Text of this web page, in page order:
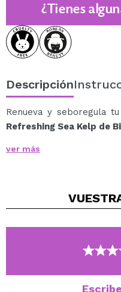
¿Tienes
Descripción
Renueva y seboregula
Refreshing Sea Kelp de
5% de agua de mar
uniforme y radiante.
10% Extracto de
regenera y mejora
5% Agua de Mar
regulan el exceso
ver más